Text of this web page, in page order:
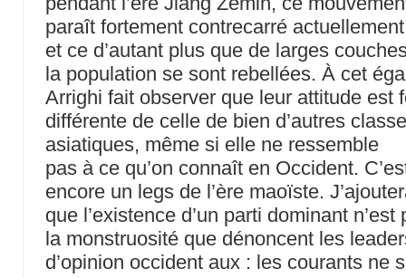
paraît fortement contrecarré
et ce d’autant plus que de larges
la population se sont rebellées. À cet
Arrighi fait observer que leur attitude est
différente de celle de bien d’autres
asiatiques, même si elle ne ressemble
pas à ce qu’on connaît en Occident.
encore un legs de l’ère maoïste.
que l’existence d’un parti dominant n’est
la monstruosité que dénoncent les
d’opinion occident aux : les courants ne